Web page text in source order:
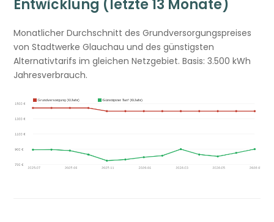
Entwicklung (letzte 13 Monate)
Monatlicher Durchschnitt des Grundversorgungspreises
von Stadtwerke Glauchau und des günstigsten
Alternativtarifs im gleichen Netzgebiet. Basis: 3.500 kWh
Jahresverbrauch.